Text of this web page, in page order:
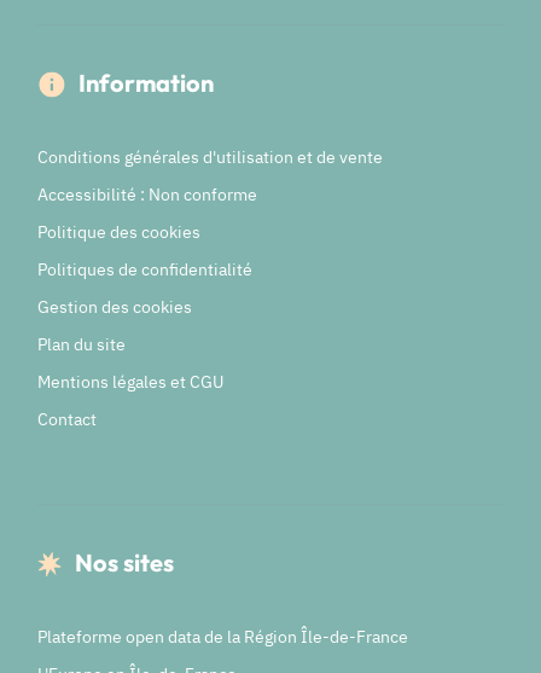
Information
Conditions générales d'utilisation et de vente
Accessibilité : Non conforme
Politique des cookies
Politiques de confidentialité
Gestion des cookies
Plan du site
Mentions légales et CGU
Contact
Nos sites
Plateforme open data de la Région Île-de-France